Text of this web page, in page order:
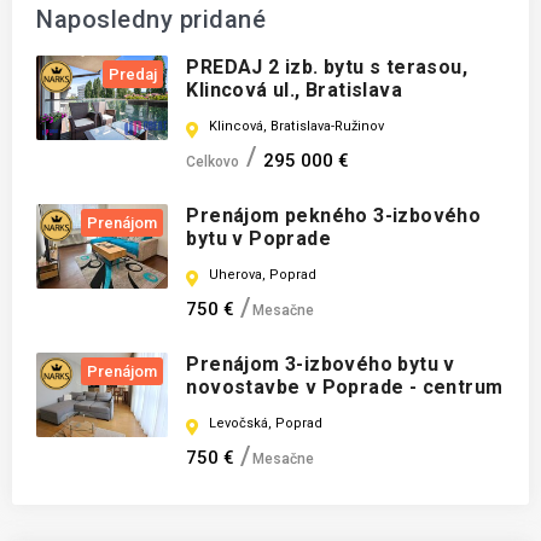
Naposledny pridané
Predaj
PREDAJ 2 izb. bytu s terasou,
Klincová ul., Bratislava
Klincová, Bratislava-Ružinov
Celkovo 295 000 €
Prenájom
Prenájom pekného 3-izbového
bytu v Poprade
Uherova, Poprad
750 € Mesačne
Prenájom
Prenájom 3-izbového bytu v
novostavbe v Poprade - centrum
Levočská, Poprad
750 € Mesačne